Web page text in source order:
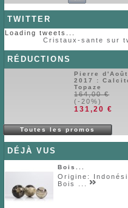
TWITTER
Loading tweets...
Cristaux-sante sur
RÉDUCTIONS
Pierre d'Août
2017 :
Topaze
164,00 €
(-20%)
131,20 €
Toutes les promos
DÉJÀ VUS
Bois...
Origine:
Bois ...